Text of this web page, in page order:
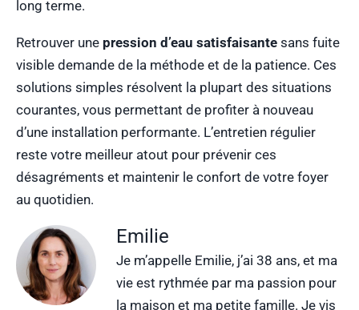
long terme.
Retrouver une pression d’eau satisfaisante sans fuite
visible demande de la méthode et de la patience. Ces
solutions simples résolvent la plupart des situations
courantes, vous permettant de profiter à nouveau
d’une installation performante. L’entretien régulier
reste votre meilleur atout pour prévenir ces
désagréments et maintenir le confort de votre foyer
au quotidien.
Emilie
Je m’appelle Emilie, j’ai 38 ans, et ma
vie est rythmée par ma passion pour
la maison et ma petite famille. Je vis